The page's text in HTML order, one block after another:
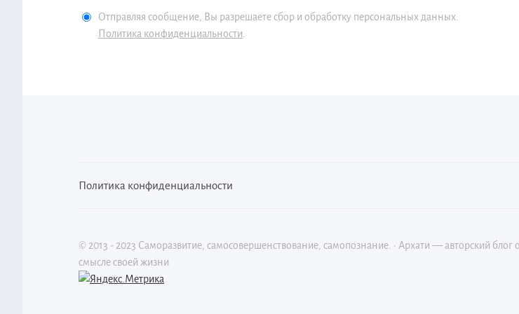
Отправляя сообщение, Вы разрешаете сбор и обработку персональных данных.
Политика конфиденциальности
Политика конфиденциальности
© 2013 - 2023 Саморазвитие, самосовершенствование, самопознание. · Архати — авторский блог
смысле своей жизни